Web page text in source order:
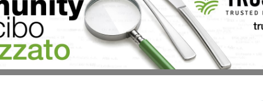
Salvagente